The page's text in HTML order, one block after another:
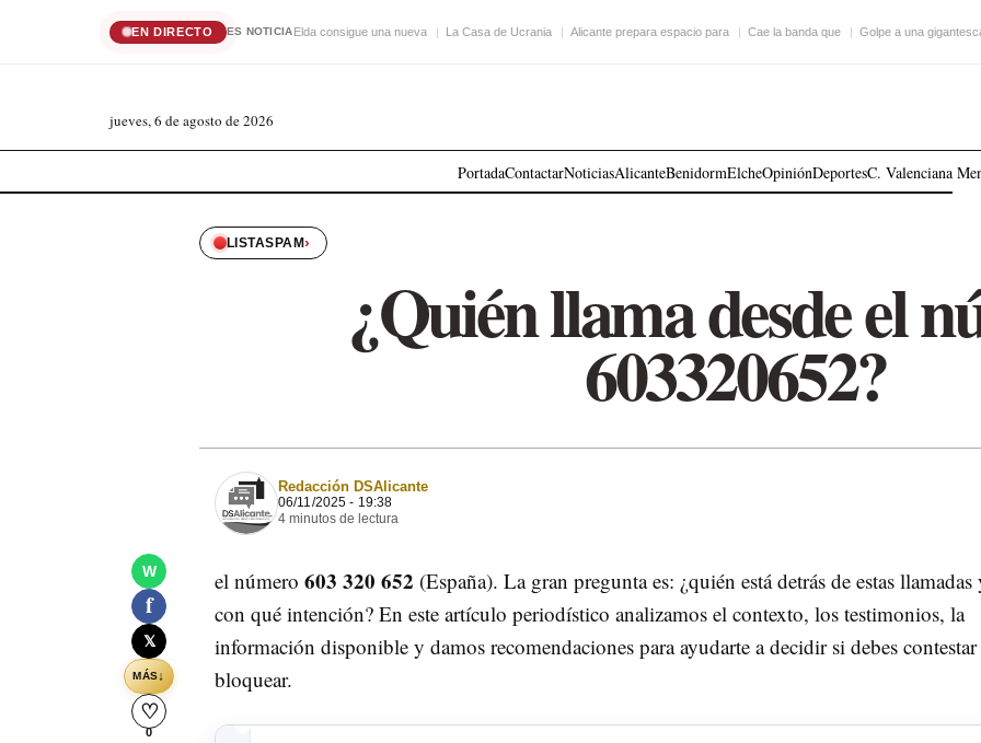
EN DIRECTO ES NOTICIAElda consigue una nueva La Casa de Ucrania Alicante prepara espacio para Cae la banda que Golpe a una
jueves, 6 de agosto de 2026
PortadaContactarNoticiasAlicanteBenidormElcheOpiniónDeportesC. Valenciana
LISTASPAM›
¿Quién llama desde el
603320652?
W
f
𝕏
MÁS↓
♡
0
Redacción DSAlicante
06/11/2025 - 19:38
4 minutos de lectura
el número 603 320 652 (España). La gran pregunta es: ¿quién está detrás de estas llamadas
con qué intención? En este artículo periodístico analizamos el contexto, los testimonios, la
información disponible y damos recomendaciones para ayudarte a decidir si debes
bloquear.